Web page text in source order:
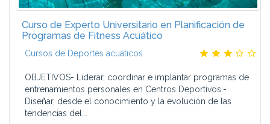
El alumno cuenta con una comunidad Alumni, formada ya
Y además:
Ofrecemos Títulos Propios de la Universidad San Jorge.
empresarial, basados en la filosofía de aprender haciendo,
y se evalúan a través de casos prácticos.
Nos adaptamos a la disponibilidad de tiempo del alumno,
con un sistema individualizado de planificación.
Curso de Experto Universitario en Planificación de
Programas de Fitness Acuático
Cursos de Deportes acuáticos
OBJETIVOS- Liderar, coordinar e implantar programas de
entrenamientos personales en Centros Deportivos.-
Diseñar, desde el conocimiento y la evolución de las
tendencias del...